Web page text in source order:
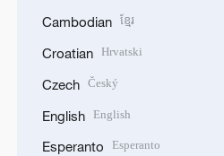
Cambodian ខ្មែរ
Croatian Hrvatski
Czech Český
English English
Esperanto Esperanto